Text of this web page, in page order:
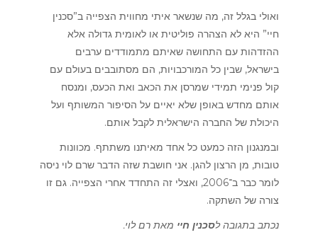
ואולי בגלל זה, מה שנשאר איתי מחווית הצפייה ב”סכנין
חיי” היא לא הצהרה פוליטית או לאומית גדולה אלא
ההזדהות עם התחושה שאיתם מתמודדים ערבים
בישראל, שבין כל המורכבויות, הם מסתובבים בעולם עם
קול פנימי תמידי שמרסן את הכאב ואת הכעס, ומנסח
אותם מחדש באופן שלא יאיים על הסיפור המשותף ועל
היכולת של החברה הישראלית לקבל אותם.
ובמנגנון הזה כמעט כל אחד מאיתנו משתתף. מכוונות
טובות, מן הרצון להגן. אני חושבת שזה הדבר שרם לוי ניסה
לומר כבר ב־2006, ואצלי זה התחדד אחרי הצפייה. גם זו
צורה של השתקה.
נכתב בתגובה לסכנין חיי מאת רם לוי.